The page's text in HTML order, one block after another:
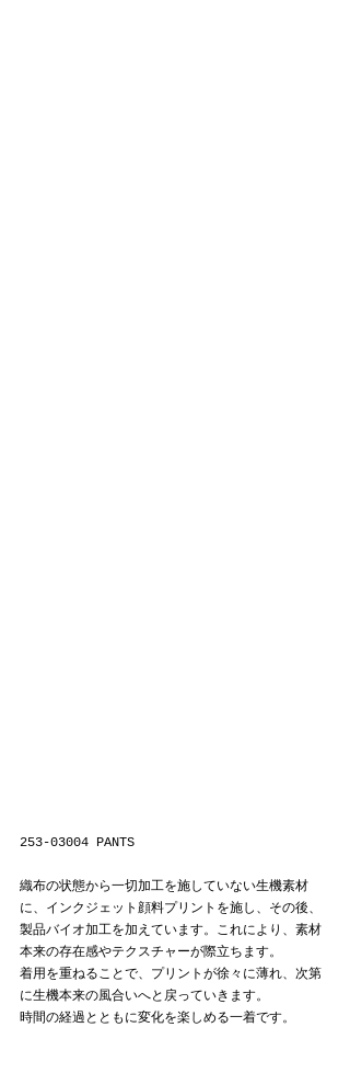
253-03004 PANTS
織布の状態から一切加工を施していない生機素材
に、インクジェット顔料プリントを施し、その後、
製品バイオ加工を加えています。これにより、素材
本来の存在感やテクスチャーが際立ちます。
着用を重ねることで、プリントが徐々に薄れ、次第
に生機本来の風合いへと戻っていきます。
時間の経過とともに変化を楽しめる一着です。